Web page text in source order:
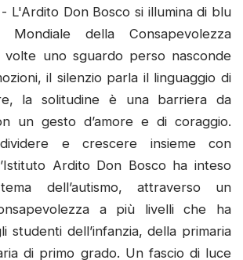
L'Ardito Don Bosco si illumina di blu
Mondiale della Consapevolezza
volte uno sguardo perso nasconde
il silenzio parla il linguaggio di
la solitudine è una barriera da
un gesto d’amore e di coraggio.
e crescere insieme con
Ardito Don Bosco ha inteso
dell’autismo, attraverso un
a più livelli che ha
studenti dell’infanzia, della primaria
di primo grado. Un fascio di luce